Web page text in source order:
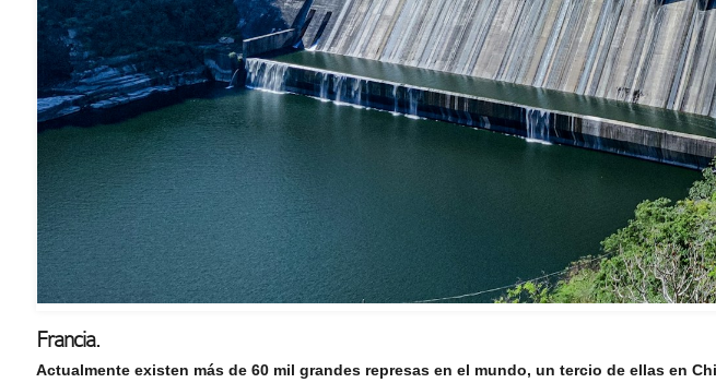
Francia.
Actualmente existen más de 60 mil grandes represas en el mundo, un tercio de ellas en